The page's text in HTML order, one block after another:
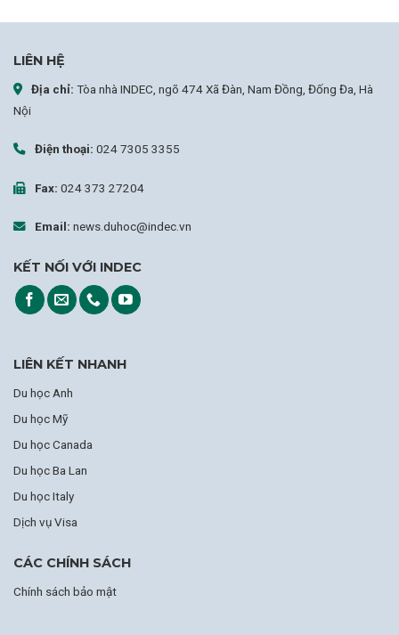
LIÊN HỆ
Địa chỉ: Tòa nhà INDEC, ngõ 474 Xã Đàn, Nam Đồng, Đống Đa, Hà
Nội
Điện thoại: 024 7305 3355
Fax: 024 373 27204
Email: news.duhoc@indec.vn
KẾT NỐI VỚI INDEC
LIÊN KẾT NHANH
Du học Anh
Du học Mỹ
Du học Canada
Du học Ba Lan
Du học Italy
Dịch vụ Visa
CÁC CHÍNH SÁCH
Chính sách bảo mật